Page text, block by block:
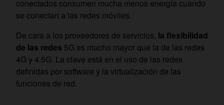
conectados consumen mucha menos energía cuando
se conectan a las redes móviles.
De cara a los proveedores de servicios, la flexibilidad
de las redes 5G es mucho mayor que la de las redes
4G y 4.5G. La clave está en el uso de las redes
definidas por software y la virtualización de las
funciones de red.